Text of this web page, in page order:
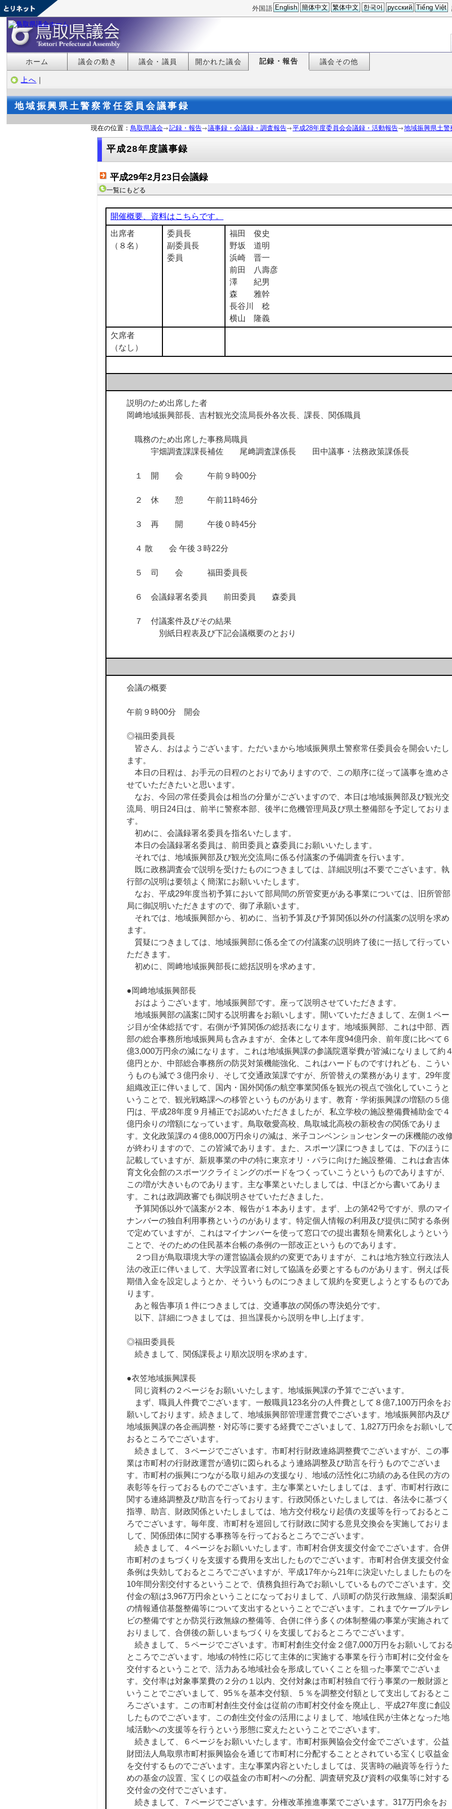
外国語 English 簡体中文 繁体中文 한국어 русский Tiếng Việt
ホーム 議会の動き 議会・議員 開かれた議会 記録・報告 議会その他
上へ ｜
地域振興県土警察常任委員会議事録
現在の位置： 鳥取県議会 記録・報告 議事録・会議録・調査報告 平成28年度委員会会議録・活動報告 地域振興県土
平成28年度議事録
平成29年2月23日会議録
一覧にもどる
開催概要、資料はこちらです。
出席者
（８名）
委員長
副委員長
委員
福田 俊史
野坂 道明
浜崎 晋一
前田 八壽彦
澤 紀男
森 雅幹
長谷川 稔
横山 隆義
欠席者
（なし）
説明のため出席した者
岡﨑地域振興部長、吉村観光交流局長外各次長、課長、関係職員
職務のため出席した事務局職員
宇畑調査課課長補佐 尾﨑調査課係長 田中議事・法務政策課係長
１ 開 会 午前９時00分
２ 休 憩 午前11時46分
３ 再 開 午後０時45分
４ 散 会 午後３時22分
５ 司 会 福田委員長
６ 会議録署名委員 前田委員 森委員
７ 付議案件及びその結果
別紙日程表及び下記会議概要のとおり
会議の概要
午前９時00分 開会
◎福田委員長
皆さん、おはようございます。ただいまから地域振興県土警察常任委員会を開会いたし
ます。
本日の日程は、お手元の日程のとおりでありますので、この順序に従って議事を進めさ
せていただきたいと思います。
なお、今回の常任委員会は相当の分量がございますので、本日は地域振興部及び観光交
流局、明日24日は、前半に警察本部、後半に危機管理局及び県土整備部を予定しておりま
す。
初めに、会議録署名委員を指名いたします。
本日の会議録署名委員は、前田委員と森委員にお願いいたします。
それでは、地域振興部及び観光交流局に係る付議案の予備調査を行います。
既に政務調査会で説明を受けたものにつきましては、詳細説明は不要でございます。執
行部の説明は要領よく簡潔にお願いいたします。
なお、平成29年度当初予算において部局間の所管変更がある事業については、旧所管部
局に御説明いただきますので、御了承願います。
それでは、地域振興部から、初めに、当初予算及び予算関係以外の付議案の説明を求め
ます。
質疑につきましては、地域振興部に係る全ての付議案の説明終了後に一括して行ってい
ただきます。
初めに、岡﨑地域振興部長に総括説明を求めます。
●岡﨑地域振興部長
おはようございます。地域振興部です。座って説明させていただきます。
地域振興部の議案に関する説明書をお願いします。開いていただきまして、左側１ペー
ジ目が全体総括です。右側が予算関係の総括表になります。地域振興部、これは中部、西
部の総合事務所地域振興局も含みますが、全体として本年度94億円余、前年度に比べて６
億3,000万円余の減になります。これは地域振興課の参議院選挙費が皆減になりまして約
億円とか、中部総合事務所の防災対策機能強化、これはハードものですけれども、こうい
うものも減で３億円余り、そして交通政策課ですが、所管替えの業務があります。29年度
組織改正に伴いまして、国内・国外関係の航空事業関係を観光の視点で強化していこうと
いうことで、観光戦略課への移管というものがあります。教育・学術振興課の増額の５億
円は、平成28年度９月補正でお認めいただきましたが、私立学校の施設整備費補助金で４
億円余りの増額になっています。鳥取敬愛高校、鳥取城北高校の新校舎の関係でありま
す。文化政策課の４億8,000万円余りの減は、米子コンベンションセンターの床機能の改
が終わりますので、この皆減であります。また、スポーツ課につきましては、下のほうに
記載していますが、新規事業の中の特に東京オリ・パラに向けた施設整備、これは倉吉体
育文化会館のスポーツクライミングのボードをつくっていこうというものでありますが、
この増が大きいものであります。主な事業といたしましては、中ほどから書いてありま
す。これは政調政審でも御説明させていただきました。
予算関係以外で議案が２本、報告が１本あります。まず、上の第42号ですが、県のマイ
ナンバーの独自利用事務というのがあります。特定個人情報の利用及び提供に関する条例
で定めていますが、これはマイナンバーを使って窓口での提出書類を簡素化しようという
ことで、そのための住民基本台帳の条例の一部改正というものであります。
２つ目が鳥取環境大学の運営協議会規約の変更でありますが、これは地方独立行政法人
法の改正に伴いまして、大学設置者に対して協議を必要とするものがあります。例えば長
期借入金を設定しようとか、そういうものにつきまして規約を変更しようとするものであ
ります。
あと報告事項１件につきましては、交通事故の関係の専決処分です。
以下、詳細につきましては、担当課長から説明を申し上げます。
◎福田委員長
続きまして、関係課長より順次説明を求めます。
●衣笠地域振興課長
同じ資料の２ページをお願いいたします。地域振興課の予算でございます。
まず、職員人件費でございます。一般職員123名分の人件費として８億7,100万円余をお
願いしております。続きまして、地域振興部管理運営費でございます。地域振興部内及び
地域振興課の各企画調整・対応等に要する経費でございまして、1,827万円余をお願いし
おるところでございます。
続きまして、３ページでございます。市町村行財政連絡調整費でございますが、この事
業は市町村の行財政運営が適切に図られるよう連絡調整及び助言を行うものでございま
す。市町村の振興につながる取り組みの支援なり、地域の活性化に功績のある住民の方の
表彰等を行っておるものでございます。主な事業といたしましては、まず、市町村行政に
関する連絡調整及び助言を行っております。行政関係といたしましては、各法令に基づく
指導、助言、財政関係といたしましては、地方交付税なり起債の支援等を行っておるとこ
ろでございます。毎年度、市町村を巡回して行財政に関する意見交換会を実施しておりま
して、関係団体に関する事務等を行っておるところでございます。
続きまして、４ページをお願いいたします。市町村合併支援交付金でございます。合併
市町村のまちづくりを支援する費用を支出したものでございます。市町村合併支援交付金
条例は失効しておるところでございますが、平成17年から21年に決定いたしましたものを
10年間分割交付するということで、債務負担行為でお願いしているものでございます。交
付金の額は3,967万円余ということになっておりまして、八頭町の防災行政無線、湯梨浜
の情報通信基盤整備等について支出するということでございます。これまでケーブルテレ
ビの整備ですとか防災行政無線の整備等、合併に伴う多くの体制整備の事業が実施されて
おりまして、合併後の新しいまちづくりを支援しておるところでございます。
続きまして、５ページでございます。市町村創生交付金２億7,000万円をお願いしてお
ところでございます。地域の特性に応じて主体的に実施する事業を行う市町村に交付金を
交付するということで、活力ある地域社会を形成していくことを狙った事業でございま
す。交付率は対象事業費の２分の１以内、交付対象は市町村独自で行う事業の一般財源と
いうことでございまして、95％を基本交付額、５％を調整交付額として支出しておるとこ
ろございます。この市町村創生交付金は従前の市町村交付金を廃止し、平成27年度に創設
したものでございます。この創生交付金の活用によりまして、地域住民が主体となった地
域活動への支援等を行うという形態に変えたということでございます。
続きまして、６ページをお願いいたします。市町村振興協会交付金でございます。公益
財団法人鳥取県市町村振興協会を通じて市町村に分配することとされている宝くじ収益金
を交付するものでございます。主な事業内容といたしましては、災害時の融資等を行うた
めの基金の設置、宝くじの収益金の市町村への分配、調査研究及び資料の収集等に対する
交付金の交付でございます。
続きまして、７ページでございます。分権改革推進事業でございます。317万円余をお